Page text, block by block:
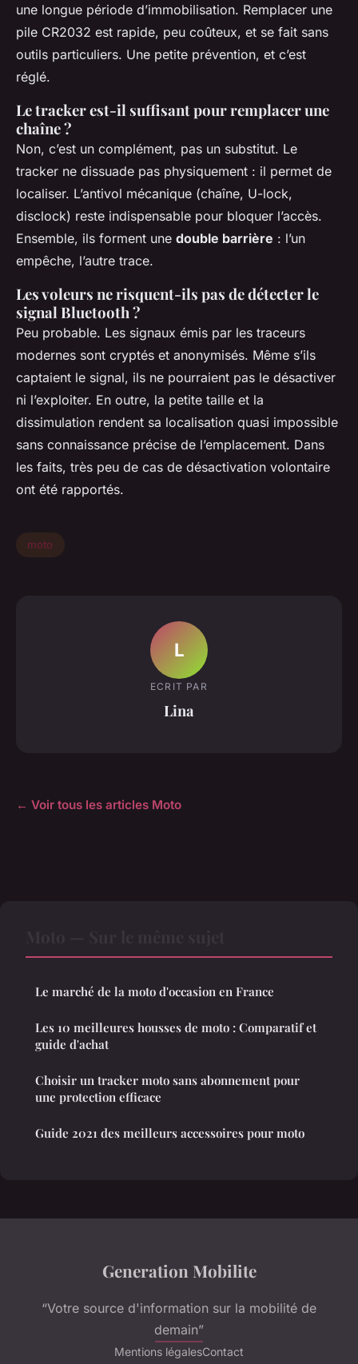
une longue période d’immobilisation. Remplacer une
pile CR2032 est rapide, peu coûteux, et se fait sans
outils particuliers. Une petite prévention, et c’est
réglé.
Le tracker est-il suffisant pour remplacer une
chaîne ?
Non, c’est un complément, pas un substitut. Le
tracker ne dissuade pas physiquement : il permet de
localiser. L’antivol mécanique (chaîne, U-lock,
disclock) reste indispensable pour bloquer l’accès.
Ensemble, ils forment une double barrière : l’un
empêche, l’autre trace.
Les voleurs ne risquent-ils pas de détecter le
signal Bluetooth ?
Peu probable. Les signaux émis par les traceurs
modernes sont cryptés et anonymisés. Même s’ils
captaient le signal, ils ne pourraient pas le désactiver
ni l’exploiter. En outre, la petite taille et la
dissimulation rendent sa localisation quasi impossible
sans connaissance précise de l’emplacement. Dans
les faits, très peu de cas de désactivation volontaire
ont été rapportés.
moto
L
ECRIT PAR
Lina
← Voir tous les articles Moto
Le marché de la moto d'occasion en France
Les 10 meilleures housses de moto : Comparatif et
guide d'achat
Choisir un tracker moto sans abonnement pour
une protection efficace
Guide 2021 des meilleurs accessoires pour moto
Generation Mobilite
“Votre source d'information sur la mobilité de
demain”
Mentions légalesContact